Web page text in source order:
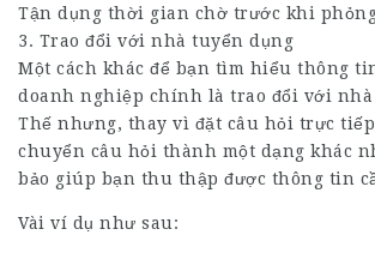
Tận dụng thời gian chờ trước khi
3. Trao đổi với nhà tuyển dụng
Một cách khác để bạn tìm hiểu thông
doanh nghiệp chính là trao đổi với
Thế nhưng, thay vì đặt câu hỏi trực
chuyển câu hỏi thành một dạng khác
bảo giúp bạn thu thập được thông tin
Vài ví dụ như sau: